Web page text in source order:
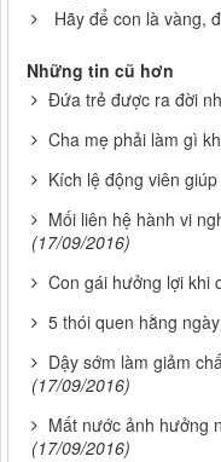
Hãy để con là vàng,
Những tin cũ hơn
Đứa trẻ được ra đời
Cha mẹ phải làm gì
Kích lệ động viên
Mối liên hệ hành vi
(17/09/2016)
Con gái hưởng lợi khi
5 thói quen hằng
Dậy sớm làm giảm
(17/09/2016)
Mất nước ảnh hưởng
(17/09/2016)